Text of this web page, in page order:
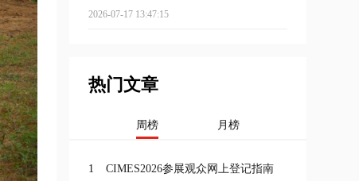
2026-07-17 13:47:15
热门文章
周榜 月榜
1 CIMES2026参展观众网上登记指南